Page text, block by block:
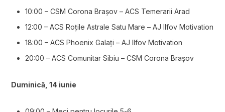
10:00 – CSM Corona Brașov – ACS Temerarii Arad
12:00 – ACS Roțile Astrale Satu Mare – AJ Ilfov Motivation
18:00 – ACS Phoenix Galați – AJ Ilfov Motivation
20:00 – ACS Comunitar Sibiu – CSM Corona Brașov
Duminică, 14 iunie